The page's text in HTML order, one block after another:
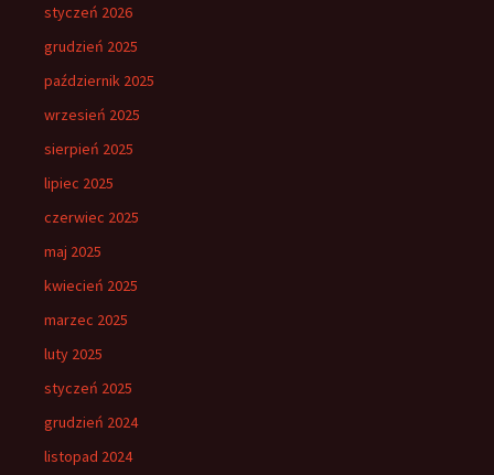
styczeń 2026
grudzień 2025
październik 2025
wrzesień 2025
sierpień 2025
lipiec 2025
czerwiec 2025
maj 2025
kwiecień 2025
marzec 2025
luty 2025
styczeń 2025
grudzień 2024
listopad 2024